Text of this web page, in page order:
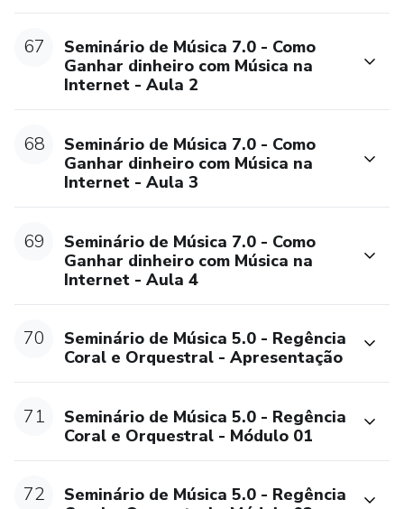
67
Seminário de Música 7.0 - Como
Ganhar dinheiro com Música na
Internet - Aula 2
68
Seminário de Música 7.0 - Como
Ganhar dinheiro com Música na
Internet - Aula 3
69
Seminário de Música 7.0 - Como
Ganhar dinheiro com Música na
Internet - Aula 4
70
Seminário de Música 5.0 - Regência
Coral e Orquestral - Apresentação
71
Seminário de Música 5.0 - Regência
Coral e Orquestral - Módulo 01
72
Seminário de Música 5.0 - Regência